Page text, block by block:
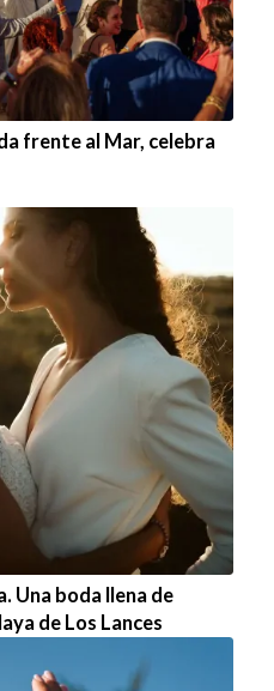
frente al Mar, celebra
Una boda llena de
de Los Lances